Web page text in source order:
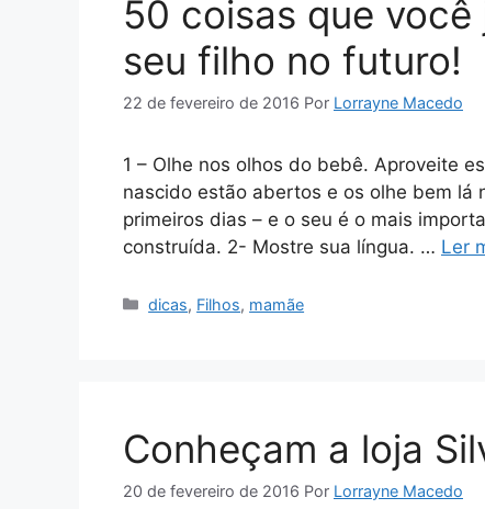
50 coisas que
seu filho no futuro!
22 de fevereiro de 2016 Por Lorrayne Macedo
1 – Olhe nos olhos do bebê. Aproveite
nascido estão abertos e os olhe bem lá
primeiros dias – e o seu é o mais
construída. 2- Mostre sua língua. … Ler
Categorias
dicas, Filhos, mamãe
Conheçam a loja
20 de fevereiro de 2016 Por Lorrayne Macedo